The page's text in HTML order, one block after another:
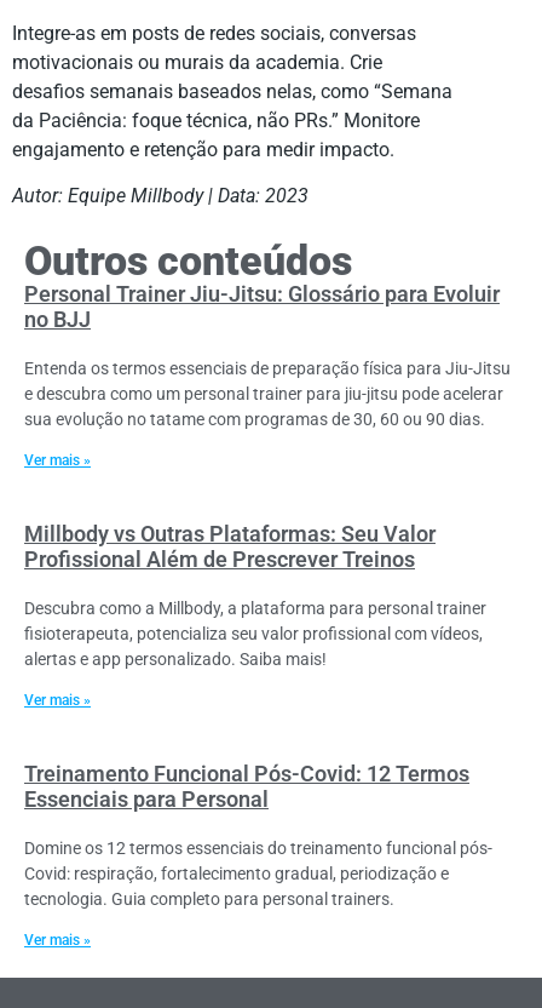
Integre-as em posts de redes sociais, conversas
motivacionais ou murais da academia. Crie
desafios semanais baseados nelas, como “Semana
da Paciência: foque técnica, não PRs.” Monitore
engajamento e retenção para medir impacto.
Autor: Equipe Millbody | Data: 2023
Outros conteúdos
Personal Trainer Jiu-Jitsu: Glossário para Evoluir
no BJJ
Entenda os termos essenciais de preparação física para Jiu-Jitsu
e descubra como um personal trainer para jiu-jitsu pode acelerar
sua evolução no tatame com programas de 30, 60 ou 90 dias.
Ver mais »
Millbody vs Outras Plataformas: Seu Valor
Profissional Além de Prescrever Treinos
Descubra como a Millbody, a plataforma para personal trainer
fisioterapeuta, potencializa seu valor profissional com vídeos,
alertas e app personalizado. Saiba mais!
Ver mais »
Treinamento Funcional Pós-Covid: 12 Termos
Essenciais para Personal
Domine os 12 termos essenciais do treinamento funcional pós-
Covid: respiração, fortalecimento gradual, periodização e
tecnologia. Guia completo para personal trainers.
Ver mais »